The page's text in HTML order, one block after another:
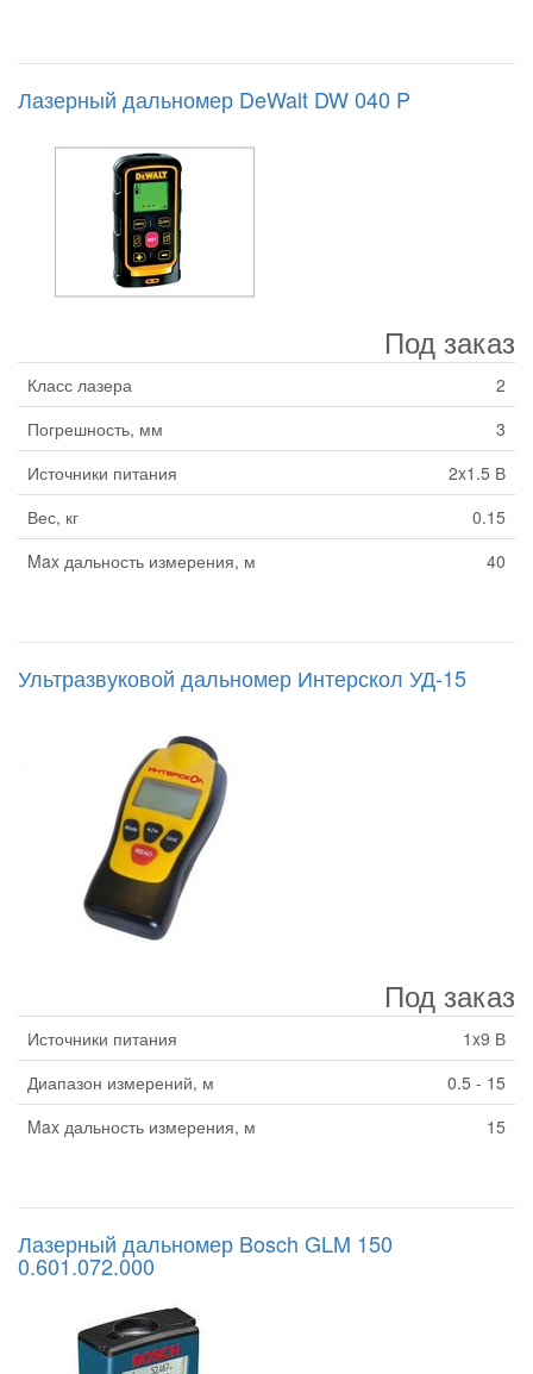
Лазерный дальномер DeWalt DW 040 P
Под заказ
Класс лазера
2
Погрешность, мм
3
Источники питания
2x1.5 В
Вес, кг
0.15
Max дальность измерения, м
40
Ультразвуковой дальномер Интерскол УД-15
Под заказ
Источники питания
1x9 В
Диапазон измерений, м
0.5 - 15
Max дальность измерения, м
15
Лазерный дальномер Bosch GLM 150
0.601.072.000